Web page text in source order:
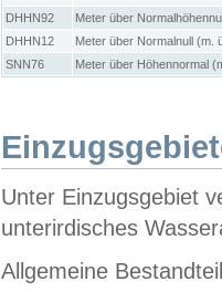
DHHN92
Meter über
DHHN12
Meter über Normalnull (m.
SNN76
Meter über Höhennormal
Unter Einzugsgebiet
unterirdisches
Allgemeine